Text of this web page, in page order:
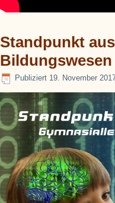
Standpunkt
Bildungswesen
Publiziert 19. November